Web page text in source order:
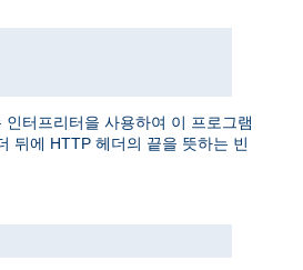
인터프리터을 사용하여 이 프로그램
뒤에 HTTP 헤더의 끝을 뜻하는 빈